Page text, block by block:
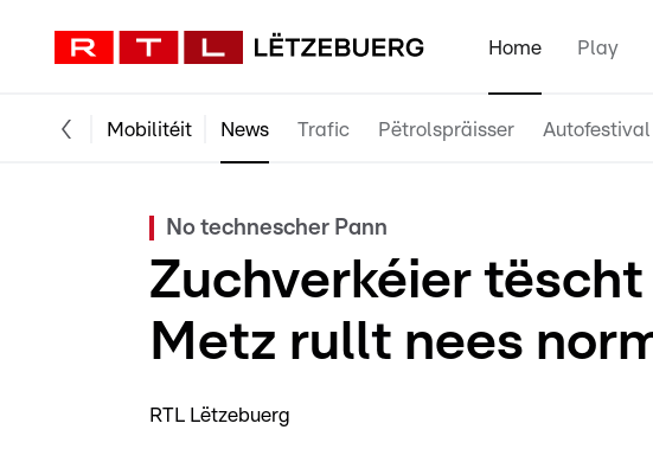
Home Play
Mobilitéit News Trafic Pëtrolspräisser Autofestival
No technescher Pann
Zuchverkéier
Metz rullt nees
RTL Lëtzebuerg